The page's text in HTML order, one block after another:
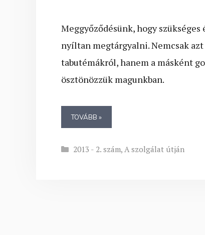
Meggyőződésünk, hogy
nyíltan megtárgyalni. Nemcsak
tabutémákról, hanem a másként
ösztönözzük magunkban.
TOVÁBB »
Kategória
2013 - 2. szám, A szolgálat útján